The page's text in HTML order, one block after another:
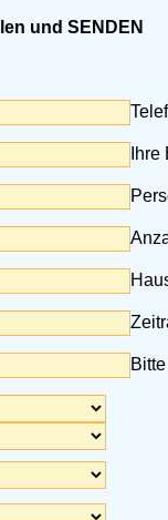
und SENDEN